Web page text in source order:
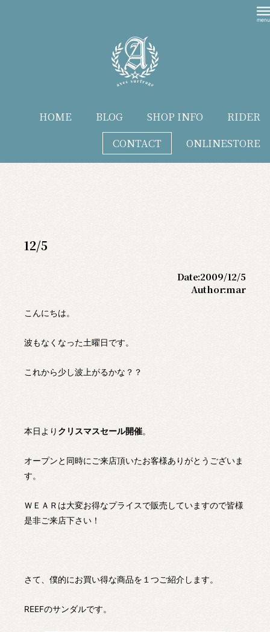
HOME BLOG SHOP INFO
RIDER
CONTACT
ONLINESTORE
12/5
Date:2009/12/5
Author:mar
こんにちは。
波もなくなった土曜日です。
これから少し波上がるかな？？
本日より クリスマスセール開催。
オープンと同時にご来店頂いたお客様ありがとうございま
す。
ＷＥＡＲは大変お得なプライスで販売していますので皆様
是非ご来店下さい！
さて、僕的にお買い得な商品を１つご紹介します。
REEFのサンダルです。